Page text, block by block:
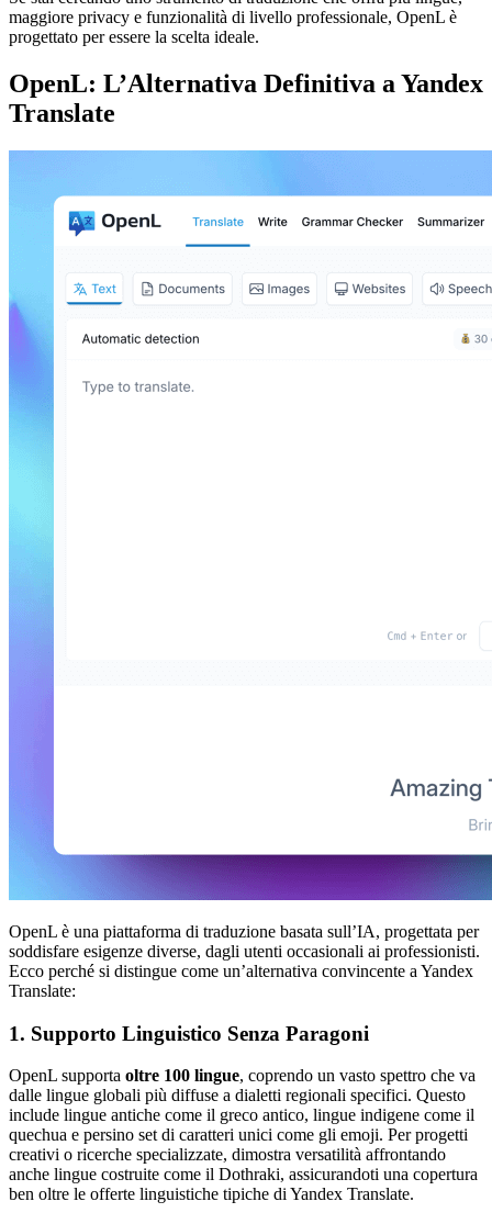
maggiore privacy e funzionalità di livello professionale, OpenL è
progettato per essere la scelta ideale.
OpenL: L’Alternativa Definitiva a Yandex
Translate
OpenL è una piattaforma di traduzione basata sull’IA, progettata per
soddisfare esigenze diverse, dagli utenti occasionali ai professionisti.
Ecco perché si distingue come un’alternativa convincente a Yandex
Translate:
1. Supporto Linguistico Senza Paragoni
OpenL supporta oltre 100 lingue, coprendo un vasto spettro che va
dalle lingue globali più diffuse a dialetti regionali specifici. Questo
include lingue antiche come il greco antico, lingue indigene come il
quechua e persino set di caratteri unici come gli emoji. Per progetti
creativi o ricerche specializzate, dimostra versatilità affrontando
anche lingue costruite come il Dothraki, assicurandoti una copertura
ben oltre le offerte linguistiche tipiche di Yandex Translate.